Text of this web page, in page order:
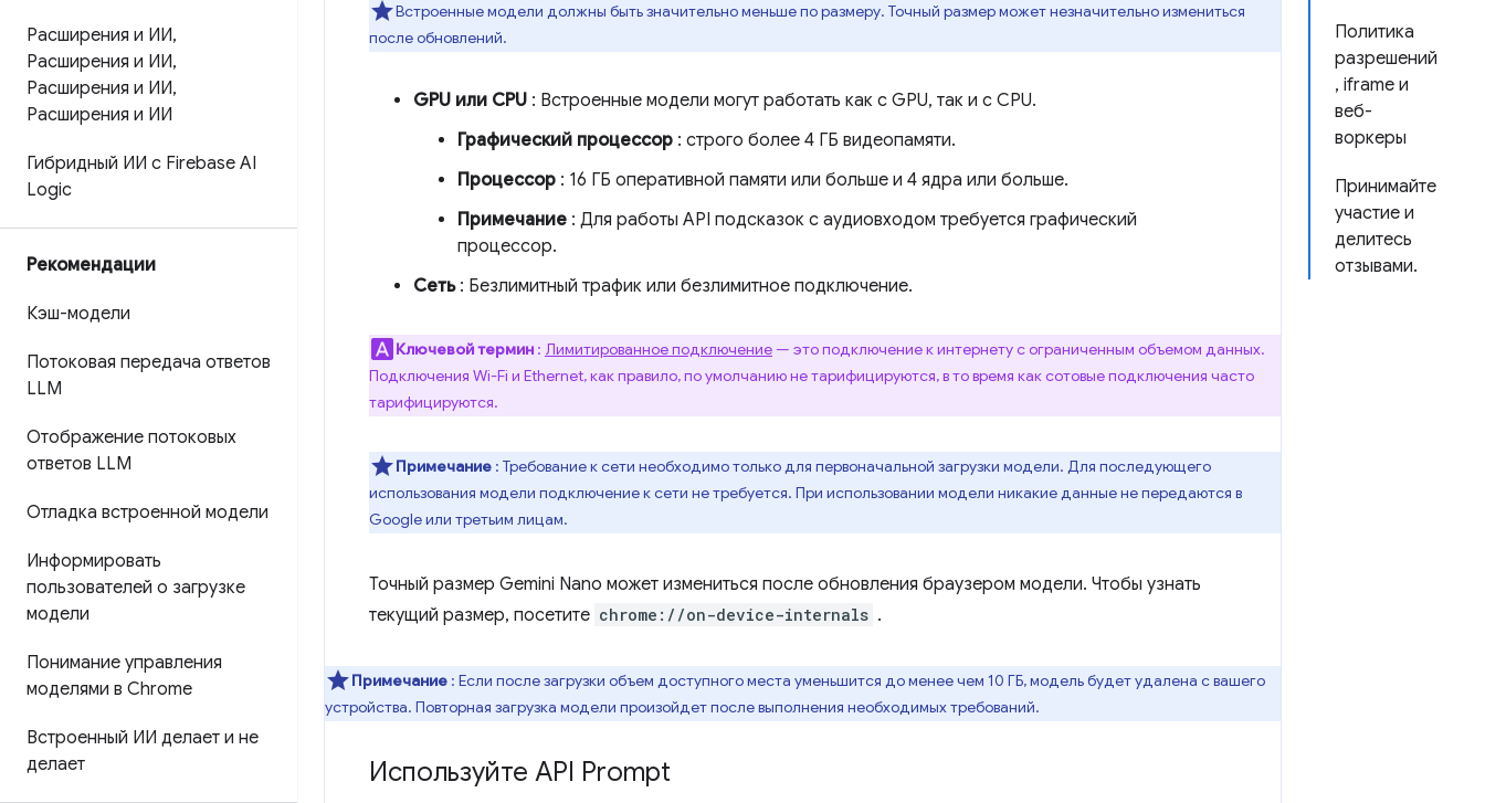
Расширения и ИИ,
Расширения и ИИ,
Расширения и ИИ,
Расширения и ИИ
Гибридный ИИ с Firebase AI
Logic
Рекомендации
Кэш-модели
Потоковая передача ответов
LLM
Отображение потоковых
ответов LLM
Отладка встроенной модели
Информировать
пользователей о загрузке
модели
Понимание управления
моделями в Chrome
Встроенный ИИ делает и не
делает
Политика
разрешений
, iframe и
веб-
воркеры
Принимайте
участие и
делитесь
отзывами.
Встроенные модели должны быть значительно меньше по размеру. Точный размер может незначительно измениться
после обновлений.
GPU или CPU : Встроенные модели могут работать как с GPU, так и с CPU.
Графический процессор : строго более 4 ГБ видеопамяти.
Процессор : 16 ГБ оперативной памяти или больше и 4 ядра или больше.
Примечание : Для работы API подсказок с аудиовходом требуется графический
процессор.
Сеть: Безлимитный трафик или безлимитное подключение.
Ключевой термин : Лимитированное подключение — это подключение к интернету с ограниченным объемом данных.
Подключения Wi-Fi и Ethernet, как правило, по умолчанию не тарифицируются, в то время как сотовые подключения часто
тарифицируются.
Примечание : Требование к сети необходимо только для первоначальной загрузки модели. Для последующего
использования модели подключение к сети не требуется. При использовании модели никакие данные не передаются в
Google или третьим лицам.
Точный размер Gemini Nano может измениться после обновления браузером модели. Чтобы узнать
текущий размер, посетите chrome://on-device-internals .
Примечание : Если после загрузки объем доступного места уменьшится до менее чем 10 ГБ, модель будет удалена с вашего
устройства. Повторная загрузка модели произойдет после выполнения необходимых требований.
Используйте API Prompt